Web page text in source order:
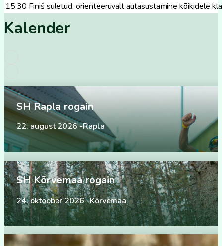
15:30 Finiš suletud, orienteeruvalt autasustamine kõikidele
Kalender
SH Rapla rogain
22. august 2026 -Rapla
SH Kõrvemaa rogain
24. oktoober 2026 -Kõrvemaa